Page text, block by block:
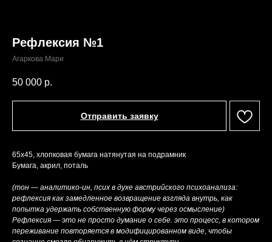
Рефлексия №1
Агаркова Мари
50 000 р.
Отправить заявку
65х45, хлопковая бумага натянутая на подрамник
Бумага, акрил, поталь
(тон — аналитико-ин, псих в духе австрийского психоанализа:
рефлексия как замедленное возвращение взгляда внутрь, как
попытка удержать собственную форму через осмысление)
Рефлексия — это не просто думание о себе. это процесс, в котором
переживание повторяется в модифицированном виде, чтобы